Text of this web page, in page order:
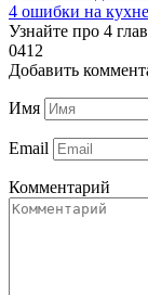
4 ошибки на
Узнайте про 4
0412
Добавить
Имя
Email
Комментарий